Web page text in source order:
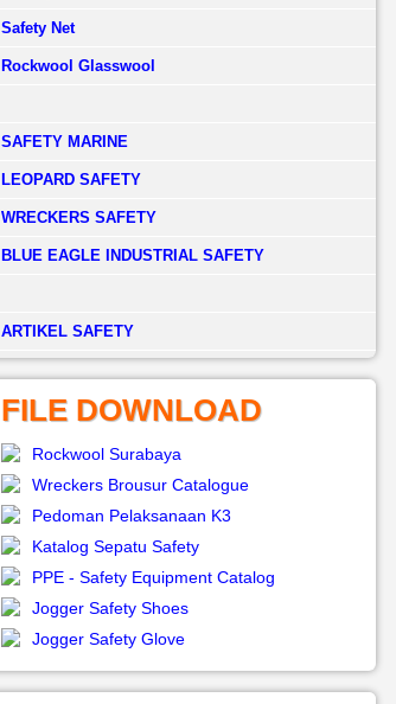
Safety Net
Rockwool Glasswool
SAFETY MARINE
LEOPARD SAFETY
WRECKERS SAFETY
BLUE EAGLE INDUSTRIAL SAFETY
­ARTIKEL SAFETY
FILE DOWNLOAD
Rockwool Surabaya
Wreckers Brousur Catalogue
Pedoman Pelaksanaan K3
Katalog Sepatu Safety
PPE - Safety Equipment Catalog
Jogger Safety Shoes
Jogger Safety Glove